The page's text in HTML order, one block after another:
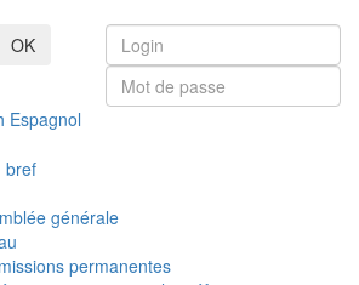
OK
Espagnol
bref
générale
permanentes